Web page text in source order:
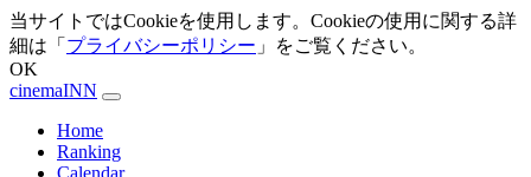
当サイトではCookieを使用します。Cookieの使用に関する詳
細は「 プライバシーポリシー 」をご覧ください。
OK
cinemaINN
Home
Ranking
Calendar